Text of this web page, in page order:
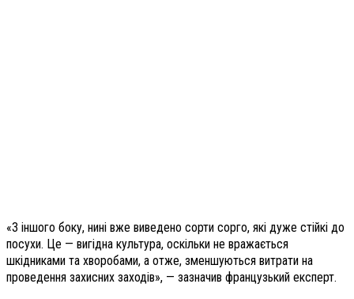
«З іншого боку, нині вже виведено сорти сорго, які дуже стійкі до
посухи. Це — вигідна культура, оскільки не вражається
шкідниками та хворобами, а отже, зменшуються витрати на
проведення захисних заходів», — зазначив французький експерт.